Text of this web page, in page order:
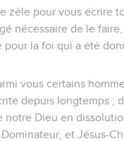
zèle pour vous écrire
nécessaire de le
pour la foi qui a été
vous certains
depuis longtemps ;
notre Dieu en
et Jésus-